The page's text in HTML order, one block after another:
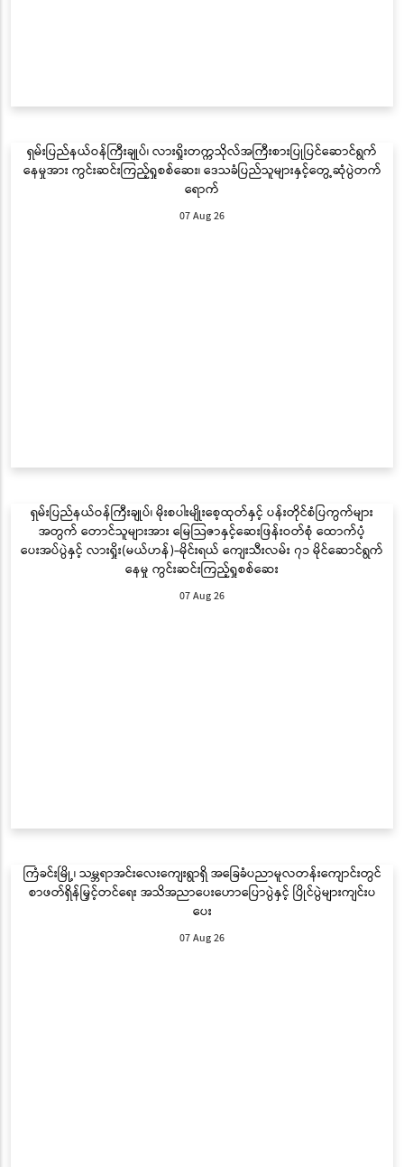
ရှမ်းပြည်နယ်ဝန်ကြီးချုပ်၊ လားရှိုးတက္ကသိုလ်အကြီးစားပြုပြင်ဆောင်ရွက်
နေမှုအား ကွင်းဆင်းကြည့်ရှုစစ်ဆေး၊ ဒေသခံပြည်သူများနှင့်တွေ့ဆုံပွဲတက်
ရောက်
07 Aug 26
ရှမ်းပြည်နယ်ဝန်ကြီးချုပ်၊ မိုးစပါးမျိုးစေ့ထုတ်နှင့် ပန်းတိုင်စံပြကွက်များ
အတွက် တောင်သူများအား မြေသြဇာနှင့်ဆေးဖြန်းဝတ်စုံ ထောက်ပံ့
ပေးအပ်ပွဲနှင့် လားရှိုး(မယ်ဟန်)-မိုင်းရယ် ကျေးသီးလမ်း ၇၁ မိုင်ဆောင်ရွက်
နေမှု ကွင်းဆင်းကြည့်ရှုစစ်ဆေး
07 Aug 26
ကြံခင်းမြို့၊ သမ္ဘရာအင်းလေးကျေးရွာရှိ အခြေခံပညာမူလတန်းကျောင်းတွင်
စာဖတ်ရှိန်မြှင့်တင်ရေး အသိအညာပေးဟောပြောပွဲနှင့် ပြိုင်ပွဲများကျင်းပ
ပေး
07 Aug 26